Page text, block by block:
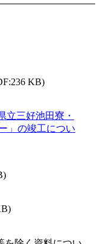
KB)
立三好池田寮・
」の竣工につい